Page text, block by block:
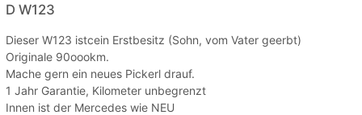
D W123
Dieser W123 istcein Erstbesitz (Sohn, vom Vater geerbt)
Originale 90oookm.
Mache gern ein neues Pickerl drauf.
1 Jahr Garantie, Kilometer unbegrenzt ️
Innen ist der Mercedes wie NEU ️